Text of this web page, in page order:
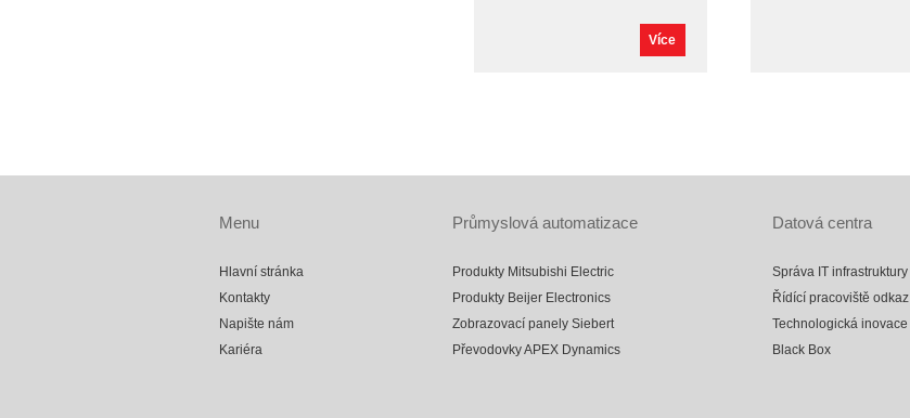
Více
Menu
Hlavní stránka
Kontakty
Napište nám
Kariéra
Průmyslová automatizace
Produkty Mitsubishi Electric
Produkty Beijer Electronics
Zobrazovací panely Siebert
Převodovky APEX Dynamics
Datová centra
Správa IT infrastruktury
Řídící pracoviště odkaz
Technologická inovace
Black Box